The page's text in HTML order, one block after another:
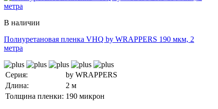
В наличии
Полиуретановая пленка VHQ by WRAPPERS 190 мкм, 2
метра
Серия:
by WRAPPERS
Длина:
2 м
Толщина пленки: 190 микрон